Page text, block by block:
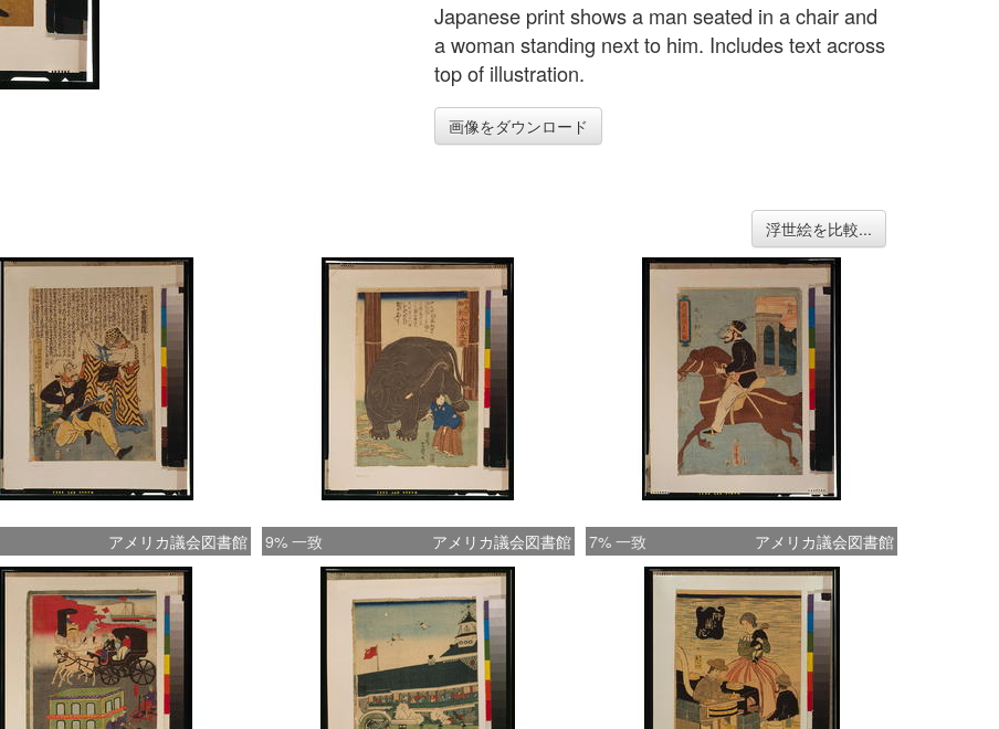
Japanese print shows a man seated in a chair and
a woman standing next to him. Includes text across
top of illustration.
画像をダウンロード
浮世絵を比較...
アメリカ議会図書館 9% 一致 アメリカ議会図書館 7% 一致 アメリカ議会図書館